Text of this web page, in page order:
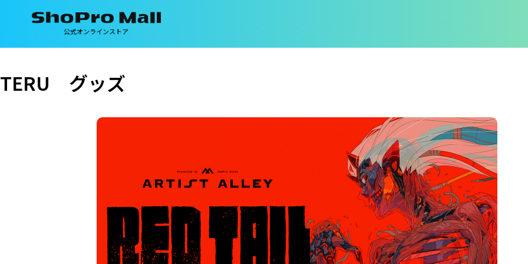
公式オンラインストア
TERU グッズ